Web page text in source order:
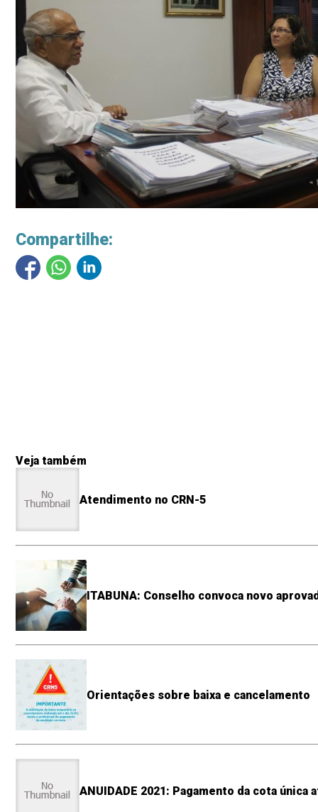
Compartilhe:
Veja também
Atendimento no CRN-5
ITABUNA: Conselho convoca novo
Orientações sobre baixa e cancelamento
ANUIDADE 2021: Pagamento da cota única